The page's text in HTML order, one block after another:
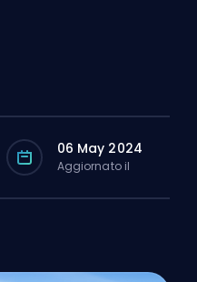
06 May 2024
Aggiornato il